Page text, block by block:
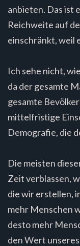
anbieten. Das ist
Reichweite auf
einschränkt, weil
Ich sehe nicht,
da der gesamte
gesamte
mittelfristige
Demografie, die
Die meisten
Zeit verblassen,
die wir erstellen,
mehr Menschen
desto mehr
den Wert